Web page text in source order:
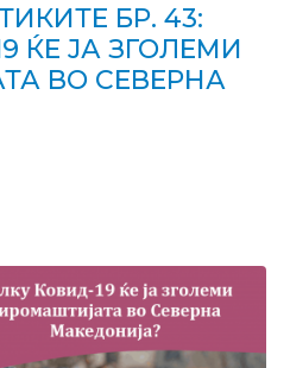
БР. 43:
ЌЕ ЈА ЗГОЛЕМИ
ВО СЕВЕРНА